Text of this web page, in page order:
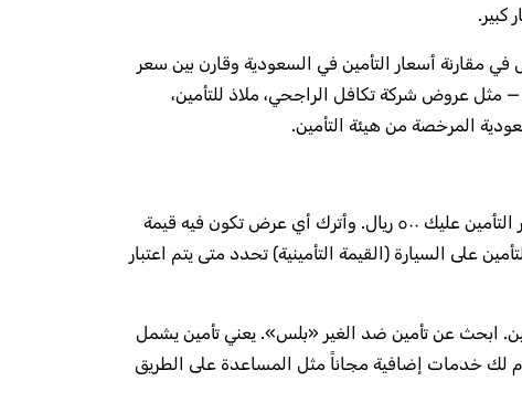
كبير.
مقارنة أسعار التأمين في السعودية وقارن بين سعر
مثل عروض شركة تكافل الراجحي، ملاذ للتأمين،
المرخصة من هيئة التأمين.
في الشامل، ابحث عن أقل قيمة تحمل — حتى لو زاد سعر التأمين عليك ٥٠٠ ريال. وأترك أي عرض تكون فيه قيمة
على السيارة (القيمة التأمينية) تحدد متى يتم اعتبار
ابحث عن تأمين ضد الغير «بلس». يعني تأمين يشمل
لك خدمات إضافية مجاناً مثل المساعدة على الطريق